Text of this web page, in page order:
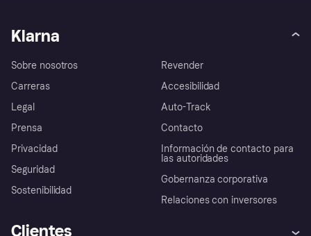
Klarna
Sobre nosotros
Carreras
Legal
Prensa
Privacidad
Seguridad
Sostenibilidad
Revender
Accesibilidad
Auto-Track
Contacto
Información de contacto para
las autoridades
Gobernanza corporativa
Relaciones con inversores
Clientes